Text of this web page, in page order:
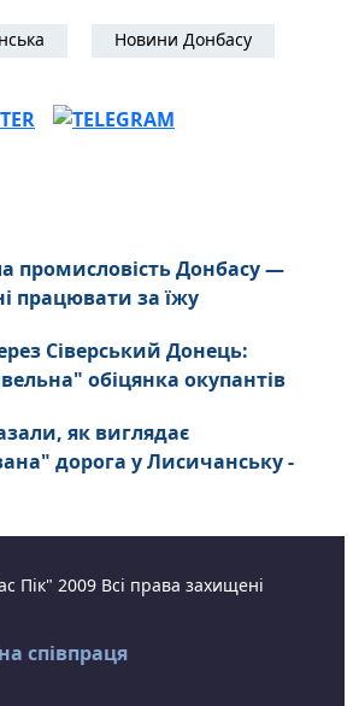
Новини Донбасу
промисловість Донбасу —
працювати за їжу
Сіверський Донець:
обіцянка окупантів
як виглядає
дорога у Лисичанську -
Пік" 2009 Всі права захищені
співпраця